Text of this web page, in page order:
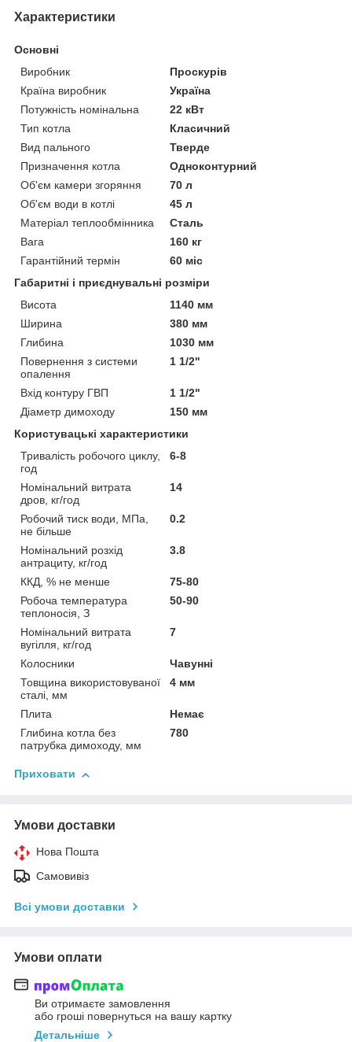
Характеристики
Основні
Виробник
Проскурів
Країна виробник
Україна
Потужність номінальна
22 кВт
Тип котла
Класичний
Вид пального
Тверде
Призначення котла
Одноконтурний
Об'єм камери згоряння
70 л
Об'єм води в котлі
45 л
Матеріал теплообмінника
Сталь
Вага
160 кг
Гарантійний термін
60 міс
Габаритні і приєднувальні розміри
Висота
1140 мм
Ширина
380 мм
Глибина
1030 мм
Повернення з системи
опалення
1 1/2"
Вхід контуру ГВП
1 1/2"
Діаметр димоходу
150 мм
Користувацькі характеристики
Тривалість робочого циклу,
год
6-8
Номінальний витрата
дров, кг/год
14
Робочий тиск води, МПа,
не більше
0.2
Номінальний розхід
антрациту, кг/год
3.8
ККД, % не менше
75-80
Робоча температура
теплоносія, З
50-90
Номінальний витрата
вугілля, кг/год
7
Колосники
Чавунні
Товщина використовуваної
сталі, мм
4 мм
Плита
Немає
Глибина котла без
патрубка димоходу, мм
780
Приховати
Умови доставки
Нова Пошта
Самовивіз
Всі умови доставки
Умови оплати
Ви отримаєте замовлення
або гроші повернуться на вашу картку
Детальніше